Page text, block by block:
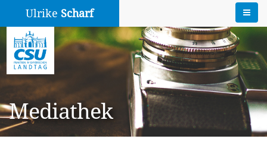
Ulrike Scharf
Mediathek